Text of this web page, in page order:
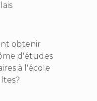
obtenir
d'études
à l'école